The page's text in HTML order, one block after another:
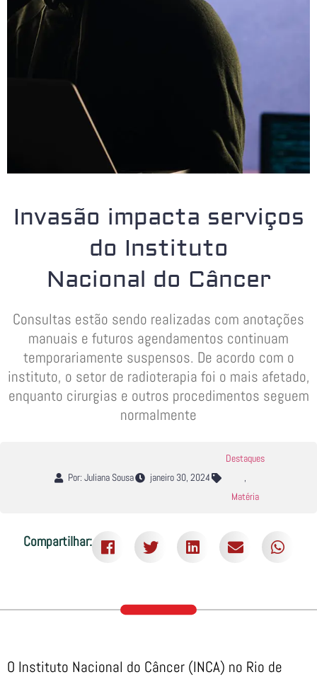
Invasão impacta serviços
do Instituto
Nacional do Câncer
Consultas estão sendo realizadas com anotações
manuais e futuros agendamentos continuam
temporariamente suspensos. De acordo com o
instituto, o setor de radioterapia foi o mais afetado,
enquanto cirurgias e outros procedimentos seguem
normalmente
Por: Juliana Sousa janeiro 30, 2024
Destaques
,
Matéria
Compartilhar:
O Instituto Nacional do Câncer (INCA) no Rio de